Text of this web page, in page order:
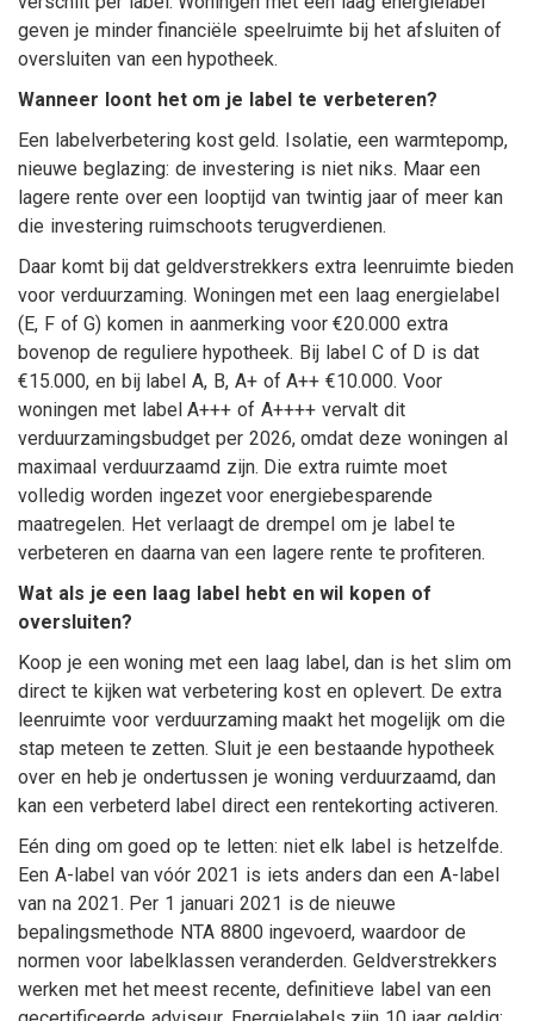
geven je minder financiële speelruimte bij het afsluiten of
oversluiten van een hypotheek.
Wanneer loont het om je label te verbeteren?
Een labelverbetering kost geld. Isolatie, een warmtepomp,
nieuwe beglazing: de investering is niet niks. Maar een
lagere rente over een looptijd van twintig jaar of meer kan
die investering ruimschoots terugverdienen.
Daar komt bij dat geldverstrekkers extra leenruimte bieden
voor verduurzaming. Woningen met een laag energielabel
(E, F of G) komen in aanmerking voor €20.000 extra
bovenop de reguliere hypotheek. Bij label C of D is dat
€15.000, en bij label A, B, A+ of A++ €10.000. Voor
woningen met label A+++ of A++++ vervalt dit
verduurzamingsbudget per 2026, omdat deze woningen al
maximaal verduurzaamd zijn. Die extra ruimte moet
volledig worden ingezet voor energiebesparende
maatregelen. Het verlaagt de drempel om je label te
verbeteren en daarna van een lagere rente te profiteren.
Wat als je een laag label hebt en wil kopen of
oversluiten?
Koop je een woning met een laag label, dan is het slim om
direct te kijken wat verbetering kost en oplevert. De extra
leenruimte voor verduurzaming maakt het mogelijk om die
stap meteen te zetten. Sluit je een bestaande hypotheek
over en heb je ondertussen je woning verduurzaamd, dan
kan een verbeterd label direct een rentekorting activeren.
Eén ding om goed op te letten: niet elk label is hetzelfde.
Een A-label van vóór 2021 is iets anders dan een A-label
van na 2021. Per 1 januari 2021 is de nieuwe
bepalingsmethode NTA 8800 ingevoerd, waardoor de
normen voor labelklassen veranderden. Geldverstrekkers
werken met het meest recente, definitieve label van een